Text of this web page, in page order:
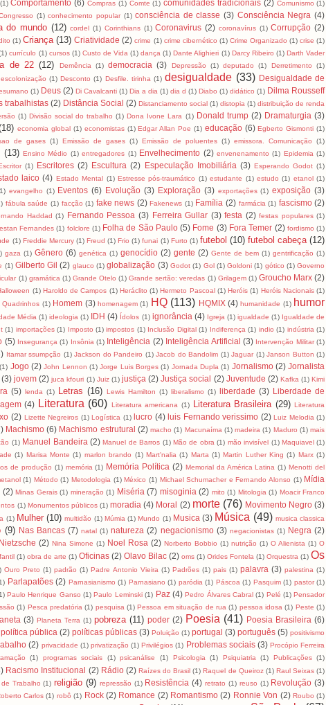
(1) Comportamento (6) Compras (1) Comte (1) comunidades tradicionais (2) Comunismo (1)
(1) conhecimento popular (1) consciência de classe (3) Consciência Negra (4)
do mundo (12) cordel (1) Corinthians (1) Coronavirus (2) coronavírus (1) Corrupção (2)
(1) Criança (13) Criatividade (2) crime (1) crime cibernético (1) Crime Organizado (1) crise (1)
currículo (1) cursos (1) Custo de Vida (1) dança (1) Dante Alighieri (1) Darcy Ribeiro (1) Darth Vader
de 22 (12) Demência (1) democracia (3) Depressão (1) deputado (1) Derretimento (1)
(1) Desconto (1) Desfile. tirinha (1) desigualdade (33) Desigualdade de
(1) Deus (2) Di Cavalcanti (1) Dia a dia (1) dia d (1) Diabo (1) didático (1) Dilma Rousseff
trabalhistas (2) Distância Social (2) Distanciamento social (1) distopia (1) distribuição de renda
(1) Divisão social do trabalho (1) Dona Ivone Lara (1) Donald trump (2) Dramaturgia (3)
economia global (1) economistas (1) Edgar Allan Poe (1) educação (6) Egberto Gismonti (1)
de gases (1) Emissão de gases (1) Emissão de poluentes (1) emissora. Comunicação (1)
(13) Ensino Médio (1) entregadores (1) Envelhecimento (2) envenenamento (1) Epidemia (1)
(1) Escritores (2) Escultura (2) Especulação Imobiliária (3) Esperando Godot (1)
laico (4) Estado Mental (1) Estresse pós-traumático (1) estudante (1) estudo (1) etanol (1)
evangelho (1) Eventos (6) Evolução (3) Exploração (3) exportações (1) exposição (3)
fábula saúde (1) facção (1) fake news (2) Fakenews (1) Família (2) farmácia (1) fascismo (2)
Haddad (1) Fernando Pessoa (3) Ferreira Gullar (3) festa (2) festas populares (1)
Fernandes (1) folclore (1) Folha de São Paulo (5) Fome (3) Fora Temer (2) fordismo (1)
(1) Freddie Mercury (1) Freud (1) Frio (1) funai (1) Furto (1) futebol (10) futebol cabeça (12)
gaza (1) Gênero (6) genética (1) genocídio (2) gente (2) Gente de bem (1) gentrificação (1)
(1) Gilberto Gil (2) glauco (1) globalização (3) Godot (1) Gol (1) Goldoni (1) gótico (1) Governo
(1) gramática (1) Grande Otelo (1) Grande sertão: veredas (1) Grilagem (1) Groucho Marx (2)
(1) Haroldo de Campos (1) Heráclito (1) Hermeto Pascoal (1) Heróis (1) Heróis Nacionais (1)
Quadrinhos (1) Homem (3) homenagem (1) HQ (113) HQMIX (4) humanidade (1) humor
Média (1) ideologia (1) IDH (4) Ídolos (1) ignorância (4) Igreja (1) igualdade (1) Igualdade de
(1) importações (1) Imposto (1) impostos (1) Inclusão Digital (1) Indiferença (1) indio (1) indústria (1)
(5) Insegurança (1) Insônia (1) Inteligência (2) Inteligência Artificial (3) Intervenção Militar (1)
Itamar ssumpção (1) Jackson do Pandeiro (1) Jacob do Bandolim (1) Jaguar (1) Janson Button (1)
(1) Jogo (2) John Lennon (1) Jorge Luis Borges (1) Jornada Dupla (1) Jornalismo (2) Jornalista
(3) jovem (2) juca kfouri (1) Juiz (1) justiça (2) Justiça social (2) Juventude (2) Kafka (1) Kimi
(5) lenda (1) Letras (16) Lewis Hamilton (1) liberalismo (1) liberdade (3) Liberdade de
(4) Literatura (60) Literatura americana (1) Literatura Brasileira (29) Literatura
(2) Lizette Negreiros (1) Logística (1) lucro (4) luis Fernando verissimo (2) Luiz Melodia (1)
Machismo (6) Machismo estrutural (2) macho (1) Macunaíma (1) madeira (1) Maduro (1) mais
(1) Manuel Bandeira (2) Manuel de Barros (1) Mão de obra (1) mão invisível (1) Maquiavel (1)
(1) Marisa Monte (1) marlon brando (1) Mart'nalia (1) Marta (1) Martin Luther King (1) Marx (1)
de produção (1) memória (1) Memória Política (2) Memorial da América Latina (1) Menotti del
(1) Método (1) Metodologia (1) México (1) Michael Schumacher e Fernando Alonso (1) Mídia
(2) Minas Gerais (1) mineração (1) Miséria (7) misoginia (2) mito (1) Mitologia (1) Moacir Franco
(1) Monumentos públicos (1) moradia (4) Moral (2) morte (76) Movimento Negro (3)
(1) Mulher (10) multidão (1) Múmia (1) Mundo (1) Musica (3) Música (49) musica classica
(9) Nas Bancas (7) natal (1) natureza (2) negacionismo (3) negacionistas (1) Negra (2)
Nietzsche (2) Nina Simone (1) Noel Rosa (2) Norberto Bobbio (1) nutrição (1) O Alienista (1) O
(1) obra de arte (1) Oficinas (2) Olavo Bilac (2) oms (1) Orides Fontela (1) Orquestra (1) Os
Ouro Preto (1) padrão (1) Padre Antonio Vieira (1) Padrões (1) pais (1) palavra (3) palestina (1)
Parlapatões (2) Parnasianismo (1) Parnasiano (1) paródia (1) Páscoa (1) Pasquim (1) pastor (1)
Paulo Henrique Ganso (1) Paulo Leminski (1) Paz (4) Pedro Álvares Cabral (1) Pelé (1) Pensador
(1) Pesca predatória (1) pesquisa (1) Pessoa em situação de rua (1) pessoa idosa (1) Peste (1)
(3) Planeta Terra (1) pobreza (11) poder (2) Poesia (41) Poesia Brasileira (6)
política pública (2) políticas públicas (3) Poluição (1) portugal (3) português (5) positivismo
(2) privacidade (1) privatização (1) Privilégios (1) Problemas sociais (3) Procópio Ferreira
(1) programas sociais (1) psicanálise (1) Psicologia (1) Psiquiatria (1) Publicações (1)
Racismo Institucional (2) Rádio (2) Raízes do Brasil (1) Raquel de Queiroz (1) Raul Seixas (1)
Trabalho (1) religião (9) repressão (1) Resistência (4) retrato (1) reuso (1) Revolução (3)
Carlos (1) robô (1) Rock (2) Romance (2) Romantismo (2) Ronnie Von (2) Roubo (1)